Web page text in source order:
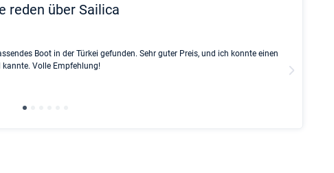
reden über Sailica
Boot in der Türkei gefunden. Sehr guter Preis, und ich konnte einen
kannte. Volle Empfehlung!